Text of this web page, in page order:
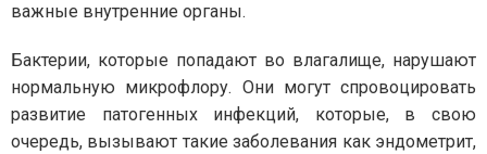
важные внутренние органы.
Бактерии, которые попадают во влагалище, нарушают
нормальную микрофлору. Они могут спровоцировать
развитие патогенных инфекций, которые, в свою
очередь, вызывают такие заболевания как эндометрит,